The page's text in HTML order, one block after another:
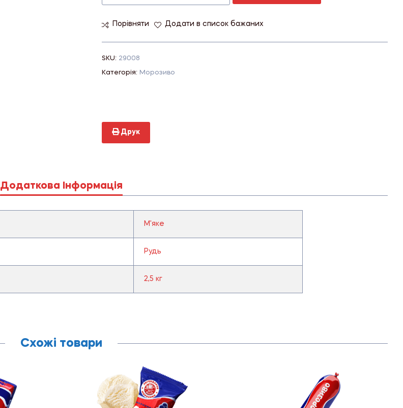
Порівняти Додати в список бажаних
SKU: 29008
Категорія: Морозиво
Друк
Додаткова Інформація
М'яке
Рудь
2,5 кг
Схожі товари